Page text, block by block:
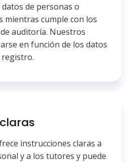
de personas o
mientras cumple con los
auditoría. Nuestros
en función de los datos
instrucciones claras a
y a los tutores y puede